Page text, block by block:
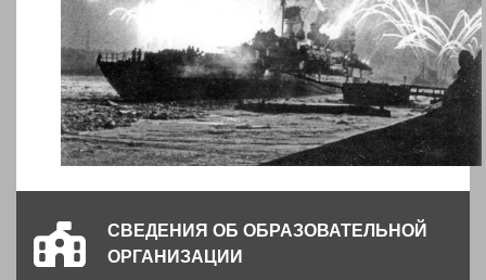
СВЕДЕНИЯ ОБ ОБРАЗОВАТЕЛЬНОЙ
ОРГАНИЗАЦИИ